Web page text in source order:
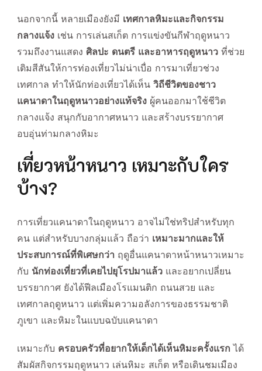
นอกจากนี้ หลายเมืองยังมี เทศกาลหิมะและกิจกรรม
กลางแจ้ง เช่น การเล่นสเก็ต การแข่งขันกีฬาฤดูหนาว
รวมถึงงานแสดง ศิลปะ ดนตรี และอาหารฤดูหนาว ที่ช่วย
เติมสีสันให้การท่องเที่ยวไม่น่าเบื่อ การมาเที่ยวช่วง
เทศกาล ทำให้นักท่องเที่ยวได้เห็น วิถีชีวิตของชาว
แคนาดาในฤดูหนาวอย่างแท้จริง ผู้คนออกมาใช้ชีวิต
กลางแจ้ง สนุกกับอากาศหนาว และสร้างบรรยากาศ
อบอุ่นท่ามกลางหิมะ
เที่ยวหน้าหนาว เหมาะกับใคร
บ้าง?
การเที่ยวแคนาดาในฤดูหนาว อาจไม่ใช่ทริปสำหรับทุก
คน แต่สำหรับบางกลุ่มแล้ว ถือว่า เหมาะมากและให้
ประสบการณ์ที่พิเศษกว่า ฤดูอื่นแคนาดาหน้าหนาวเหมาะ
กับ นักท่องเที่ยวที่เคยไปยุโรปมาแล้ว และอยากเปลี่ยน
บรรยากาศ ยังได้ฟีลเมืองโรแมนติก ถนนสวย และ
เทศกาลฤดูหนาว แต่เพิ่มความอลังการของธรรมชาติ
ภูเขา และหิมะในแบบฉบับแคนาดา
เหมาะกับ ครอบครัวที่อยากให้เด็กได้เห็นหิมะครั้งแรก ได้
สัมผัสกิจกรรมฤดูหนาว เล่นหิมะ สเก็ต หรือเดินชมเมือง